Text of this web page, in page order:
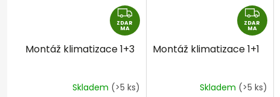
Z
D
R
A
ZDAR
MA
Montáž klimatizace 1+3
Skladem (>5 ks)
Z
D
R
A
ZDAR
MA
Montáž klimatizace 1+1
Skladem (>5 ks)